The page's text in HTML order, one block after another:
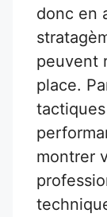
donc en
peuvent
place.
montrer